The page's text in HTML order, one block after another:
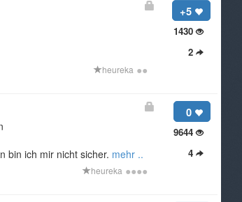
+5
1430
2
heureka ●●
0
9644
4
bin ich mir nicht sicher. mehr ..
heureka ●●●●